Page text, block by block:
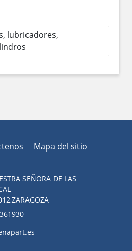
lubricadores,
Mapa del sitio
SEÑORA DE LAS